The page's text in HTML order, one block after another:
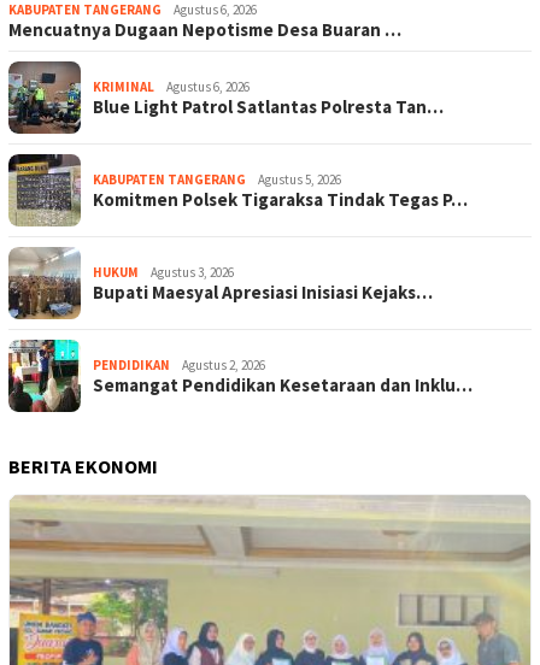
KABUPATEN TANGERANG Agustus 6, 2026
Mencuatnya Dugaan Nepotisme Desa Buaran …
KRIMINAL Agustus 6, 2026
Blue Light Patrol Satlantas Polresta Tan…
KABUPATEN TANGERANG Agustus 5, 2026
Komitmen Polsek Tigaraksa Tindak Tegas P…
HUKUM Agustus 3, 2026
Bupati Maesyal Apresiasi Inisiasi Kejaks…
PENDIDIKAN Agustus 2, 2026
Semangat Pendidikan Kesetaraan dan Inklu…
BERITA EKONOMI